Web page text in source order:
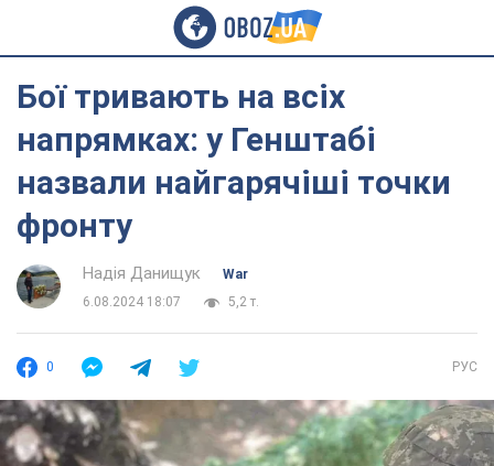
Бої тривають на всіх
напрямках: у Генштабі
назвали найгарячіші точки
фронту
Надія Данищук
War
6.08.2024 18:07
5,2 т.
0 РУС